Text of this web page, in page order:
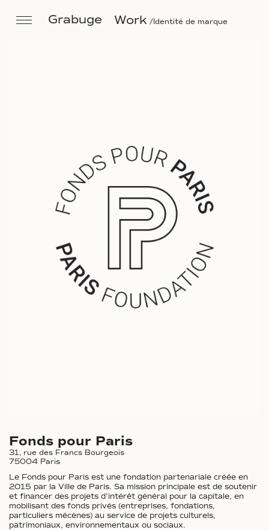
Grabuge Work Identité de marque
Fonds pour Paris
31, rue des Francs Bourgeois
75004 Paris
Le Fonds pour Paris est une fondation partenariale créée en
2015 par la Ville de Paris. Sa mission principale est de soutenir
et financer des projets d’intérêt général pour la capitale, en
mobilisant des fonds privés (entreprises, fondations,
particuliers mécènes) au service de projets culturels,
patrimoniaux, environnementaux ou sociaux.